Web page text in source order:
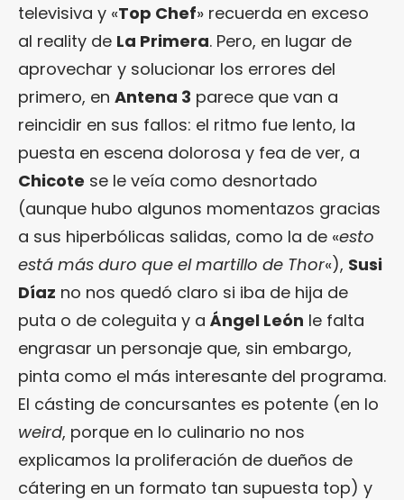
televisiva y «Top Chef» recuerda en exceso
al reality de La Primera. Pero, en lugar de
aprovechar y solucionar los errores del
primero, en Antena 3 parece que van a
reincidir en sus fallos: el ritmo fue lento, la
puesta en escena dolorosa y fea de ver, a
Chicote se le veía como desnortado
(aunque hubo algunos momentazos gracias
a sus hiperbólicas salidas, como la de «esto
está más duro que el martillo de Thor«), Susi
Díaz no nos quedó claro si iba de hija de
puta o de coleguita y a Ángel León le falta
engrasar un personaje que, sin embargo,
pinta como el más interesante del programa.
El cásting de concursantes es potente (en lo
weird, porque en lo culinario no nos
explicamos la proliferación de dueños de
cátering en un formato tan supuesta top) y